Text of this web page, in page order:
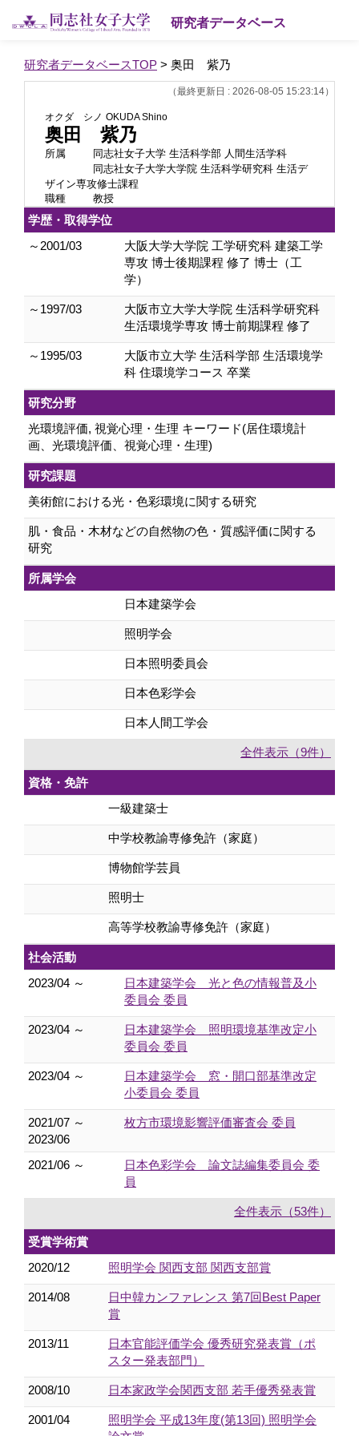
研究者データベース
研究者データベースTOP > 奥田 紫乃
（最終更新日 : 2026-08-05 15:23:14）
オクダ シノ OKUDA Shino
奥田 紫乃
所属
同志社女子大学 生活科学部 人間生活学科
同志社女子大学大学院 生活科学研究科 生活デ
ザイン専攻修士課程
職種
教授
学歴・取得学位
～2001/03
大阪大学大学院 工学研究科 建築工学
専攻 博士後期課程 修了 博士（工
学）
～1997/03
大阪市立大学大学院 生活科学研究科
生活環境学専攻 博士前期課程 修了
～1995/03
大阪市立大学 生活科学部 生活環境学
科 住環境学コース 卒業
研究分野
光環境評価, 視覚心理・生理 キーワード(居住環境計
画、光環境評価、視覚心理・生理)
研究課題
美術館における光・色彩環境に関する研究
肌・食品・木材などの自然物の色・質感評価に関する
研究
所属学会
日本建築学会
照明学会
日本照明委員会
日本色彩学会
日本人間工学会
全件表示（9件）
資格・免許
一級建築士
中学校教諭専修免許（家庭）
博物館学芸員
照明士
高等学校教諭専修免許（家庭）
社会活動
2023/04 ～
日本建築学会 光と色の情報普及小
委員会 委員
2023/04 ～
日本建築学会 照明環境基準改定小
委員会 委員
2023/04 ～
日本建築学会 窓・開口部基準改定
小委員会 委員
2021/07 ～
2023/06
枚方市環境影響評価審査会 委員
2021/06 ～
日本色彩学会 論文誌編集委員会 委
員
全件表示（53件）
受賞学術賞
2020/12
照明学会 関西支部 関西支部賞
2014/08
日中韓カンファレンス 第7回Best Paper
賞
2013/11
日本官能評価学会 優秀研究発表賞（ポ
スター発表部門）
2008/10 日本家政学会関西支部 若手優秀発表賞
2001/04
照明学会 平成13年度(第13回) 照明学会